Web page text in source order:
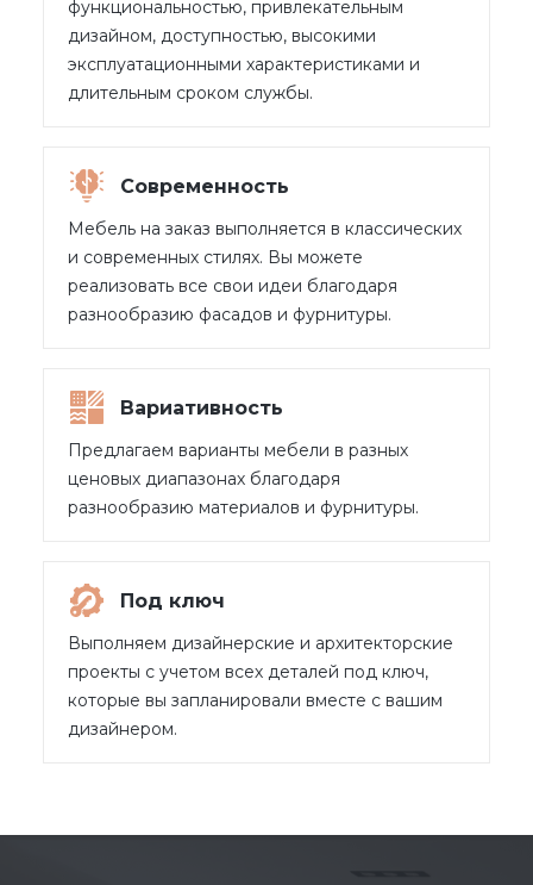
функциональностью, привлекательным
дизайном, доступностью, высокими
эксплуатационными характеристиками и
длительным сроком службы.
Современность
Мебель на заказ выполняется в классических
и современных стилях. Вы можете
реализовать все свои идеи благодаря
разнообразию фасадов и фурнитуры.
Вариативность
Предлагаем варианты мебели в разных
ценовых диапазонах благодаря
разнообразию материалов и фурнитуры.
Под ключ
Выполняем дизайнерские и архитекторские
проекты с учетом всех деталей под ключ,
которые вы запланировали вместе с вашим
дизайнером.